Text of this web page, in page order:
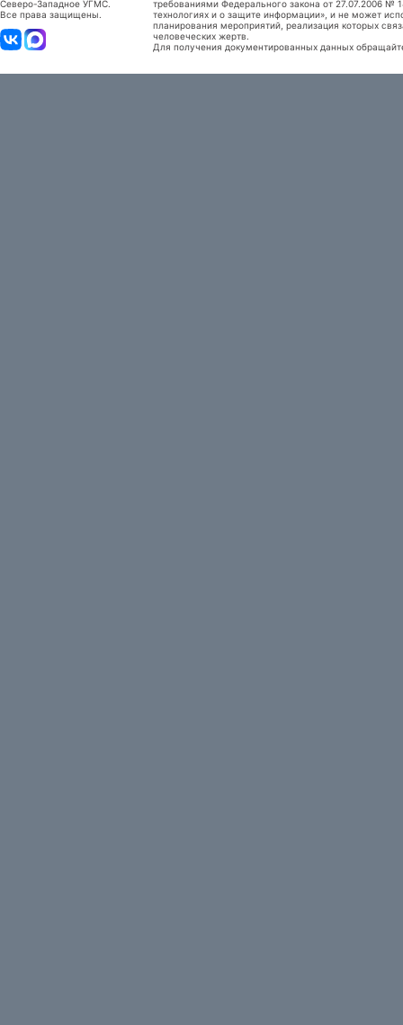
Северо-Западное УГМС.
Все права защищены.
требованиями Федерального закона от 27.07.2006
технологиях и о защите информации», и не может
планирования мероприятий, реализация которых
человеческих жертв.
Для получения документированных данных